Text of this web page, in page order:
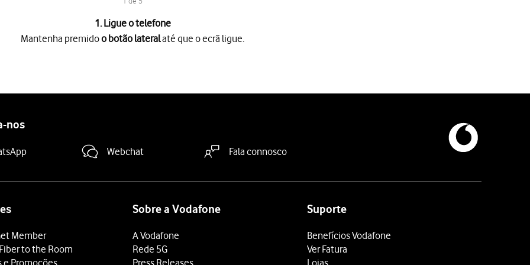
1. Ligue o telefone
Mantenha premidoo botão lateralaté que o ecrã ligue.
baixo.
nos
Webchat Fala connosco
Member
to the Room
e Promoções
Sobre a Vodafone
A Vodafone
Rede 5G
Press Releases
Suporte
Benefícios Vodafone
Ver Fatura
Lojas